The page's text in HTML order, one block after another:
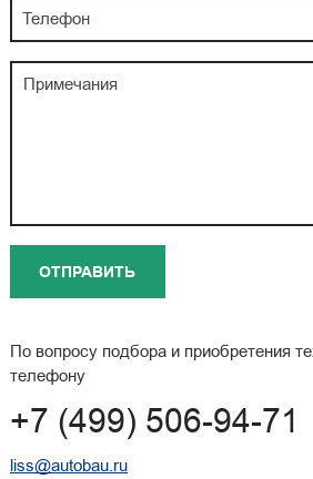
По вопросу подбора и приобретения
телефону
+7 (499) 506-94-71
liss@autobau.ru